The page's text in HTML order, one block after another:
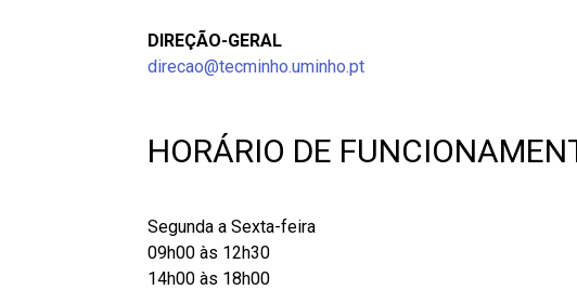
DIREÇÃO-GERAL
direcao@tecminho.uminho.pt
HORÁRIO DE
Segunda a Sexta-feira
09h00 às 12h30
14h00 às 18h00